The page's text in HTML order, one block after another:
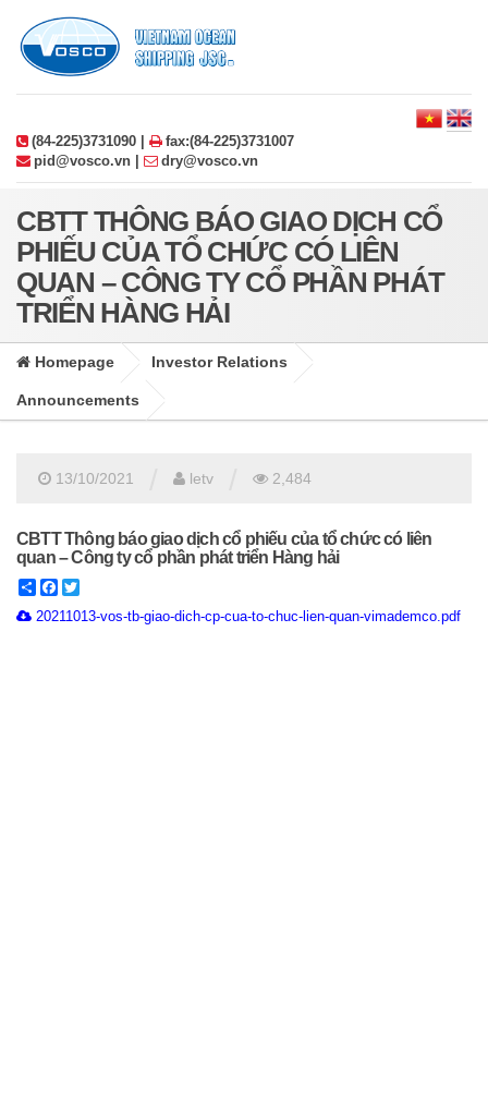
(84-225)3731090 |
fax:(84-225)3731007
pid@vosco.vn |
dry@vosco.vn
CBTT THÔNG BÁO GIAO DỊCH CỔ
PHIẾU CỦA TỔ CHỨC CÓ LIÊN
QUAN – CÔNG TY CỔ PHẦN PHÁT
TRIỂN HÀNG HẢI
Homepage Investor Relations
Announcements
13/10/2021 letv 2,484
CBTT Thông báo giao dịch cổ phiếu của tổ chức có liên
quan – Công ty cổ phần phát triển Hàng hải
ShareFacebook
20211013-vos-tb-giao-dich-cp-cua-to-chuc-lien-quan-vimademco.pdf